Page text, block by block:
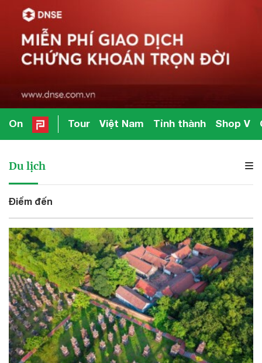
On Tour Việt Nam Tỉnh thành Shop V
Du lịch
Điểm đến